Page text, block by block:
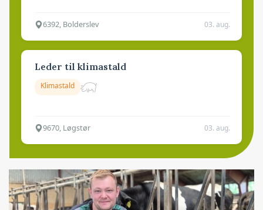
6392, Bolderslev 03. aug.
Leder til klimastald
Klimastald
9670, Løgstør 03. aug.